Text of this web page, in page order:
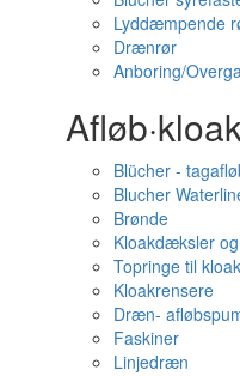
Lyddæmpende
Drænrør
Anboring/
Blücher -
Blucher
Brønde
Kloakdæksler
Topringe til
Kloakrensere
Dræn-
Faskiner
Linjedræn